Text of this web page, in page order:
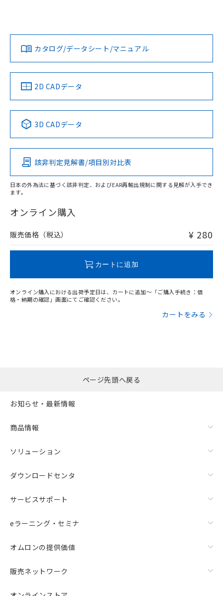
カタログ/データシート/マニュアル
2D CADデータ
3D CADデータ
該非判定見解書/項目別対比表
日本の外為法に基づく該非判定、およびEAR再輸出規制に関する見解が入手でき
ます。
オンライン購入
販売価格（税込） ¥ 280
カートに追加
オンライン購入における出荷予定日は、カートに追加～「ご購入手続き：価
格・納期の確認」画面にてご確認ください。
カートをみる
お客様が当ウェブサイト上で当社にご
登録された部品リストについて、当社
および当社の共同利用者が、当社の製
品・サービスに関するお客様との取
引・商談に必要な範囲で利用すること
をご了承ください。
※当社の共同利用者とは、"個人情報
の共同利用に関して"
とができます。
EU RoHS指令（10物質）の非含有証明書
51物質の非含有証明書（当社基準）
※本証明書は発行日時点で非含有を証明す
るもので、過去に遡って非含有を証明する
ものではありません。
また、RoHS指令のフタル酸エステル類４
荷製品に未対応品が混在することから備考
していることから、特段のことがない限
す。
「－」：未確認です。当社販売部門へお問
い合わせください。
合意する
ページ先頭へ戻る
お知らせ・最新情報
商品情報
ソリューション
ダウンロードセンタ
サービスサポート
eラーニング・セミナ
オムロンの提供価値
販売ネットワーク